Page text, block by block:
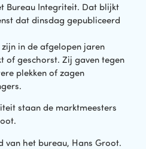
Bureau Integriteit. Dat blijkt
dat dinsdag gepubliceerd
in de afgelopen jaren
of geschorst. Zij gaven tegen
plekken of zagen
staan de marktmeesters
van het bureau, Hans Groot.